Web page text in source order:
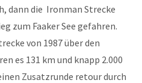
dann die Ironman Strecke
zum Faaker See gefahren.
von 1987 über den
es 131 km und knapp 2.000
Zusatzrunde retour durch